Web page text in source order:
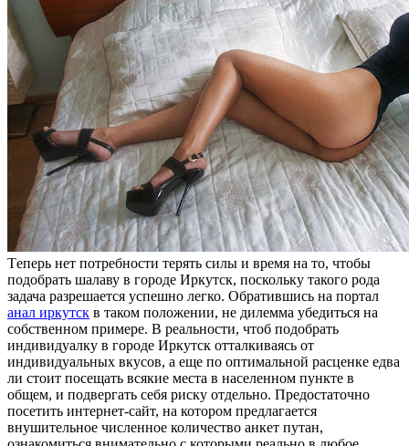
Тeпeрь нeт потребности терять силы и время на то, чтобы
подобрать шалаву в городе Иркутск, поскольку такого рода
задача разрешается успешно легко. Обратившись на портал
анал иркутск в таком положении, не дилемма убедиться на
собственном примере. В реальности, чтоб подобрать
индивидуалку в городе Иркутск отталкиваясь от
индивидуальных вкусов, а еще по оптимальной расценке едва
ли стоит посещать всякие места в населенном пункте в
общем, и подвергать себя риску отдельно. Предостаточно
посетить интернет-сайт, на котором предлагается
внушительное численное количество анкет путан,